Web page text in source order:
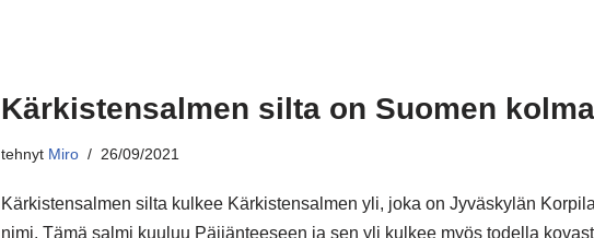
Kärkistensalmen silta on Suomen
tehnyt Miro 26/09/2021
Kärkistensalmen silta kulkee Kärkistensalmen yli, joka on Jyväskylän
nimi. Tämä salmi kuuluu Päijänteeseen ja sen yli kulkee myös todella